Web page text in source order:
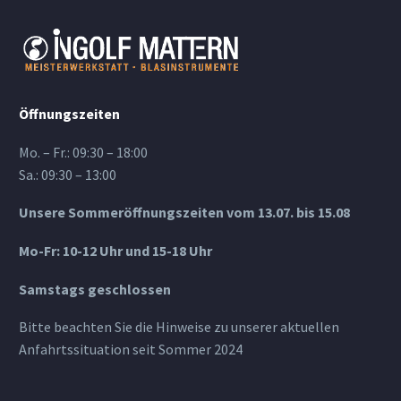
Öffnungszeiten
Mo. – Fr.: 09:30 – 18:00
Sa.: 09:30 – 13:00
Unsere Sommeröffnungszeiten vom 13.07. bis 15.08
Mo-Fr: 10-12 Uhr und 15-18 Uhr
Samstags geschlossen
Bitte beachten Sie die Hinweise zu unserer aktuellen
Anfahrtssituation seit Sommer 2024